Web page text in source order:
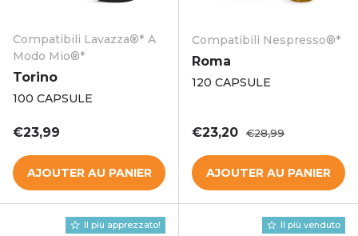
Compatibili Lavazza®* A
Modo Mio®*
Torino
100 CAPSULE
Prix habituel
€23,99
AJOUTER AU PANIER
Compatibili Nespresso®*
Roma
120 CAPSULE
Prix soldé
€23,20 Prix habituel
€28,99
AJOUTER AU PANIER
Il più apprezzato! Il più venduto